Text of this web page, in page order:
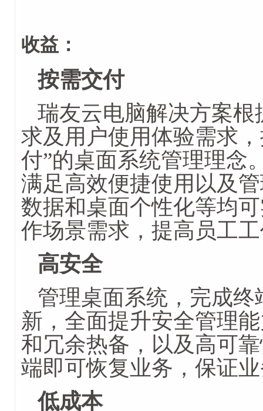
收益：
按需交付
瑞友云电脑解决方案
求及用户使用体验需求
付”的桌面系统管理理念
满足高效便捷使用以及
数据和桌面个性化等均
作场景需求，提高员工
高安全
管理桌面系统，完成
新，全面提升安全管理
和冗余热备，以及高可
端即可恢复业务，保证
低成本